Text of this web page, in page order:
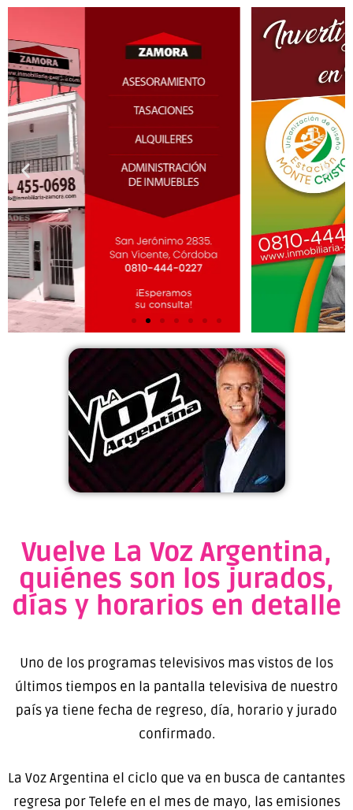
Vuelve La Voz Argentina,
quiénes son los jurados,
días y horarios en detalle
Uno de los programas televisivos mas vistos de los
últimos tiempos en la pantalla televisiva de nuestro
país ya tiene fecha de regreso, día, horario y jurado
confirmado.
La Voz Argentina el ciclo que va en busca de cantantes
regresa por Telefe en el mes de mayo, las emisiones